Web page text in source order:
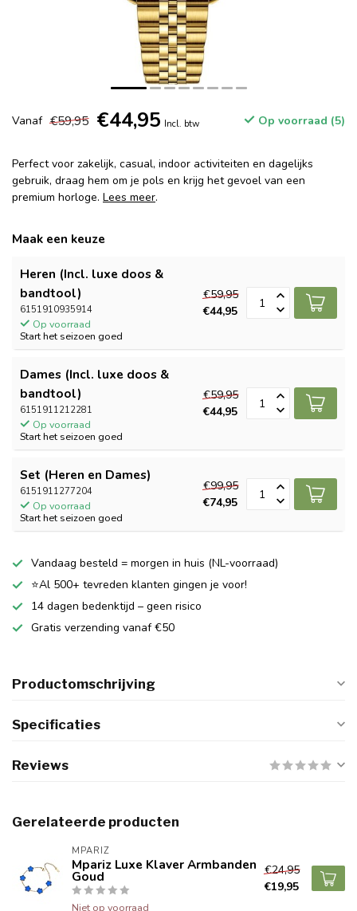
Vanaf €59,95 €44,95 Incl. btw Op voorraad (5)
Perfect voor zakelijk, casual, indoor activiteiten en dagelijks
gebruik, draag hem om je pols en krijg het gevoel van een
premium horloge. Lees meer.
Maak een keuze
Heren (Incl. luxe doos &
bandtool)
6151910935914
Op voorraad
Start het seizoen goed
€59,95
€44,95
Dames (Incl. luxe doos &
bandtool)
6151911212281
Op voorraad
Start het seizoen goed
€59,95
€44,95
Set (Heren en Dames)
6151911277204
Op voorraad
Start het seizoen goed
€99,95
€74,95
Vandaag besteld = morgen in huis (NL-voorraad)
⭐Al 500+ tevreden klanten gingen je voor!
14 dagen bedenktijd – geen risico
Gratis verzending vanaf €50
Productomschrijving
Specificaties
Reviews
Gerelateerde producten
MPARIZ
Mpariz Luxe Klaver Armbanden
Goud
Niet op voorraad
€24,95
€19,95